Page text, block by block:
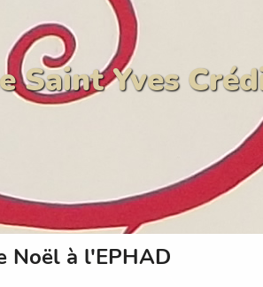
Saint Yves
Noël à l'EPHAD